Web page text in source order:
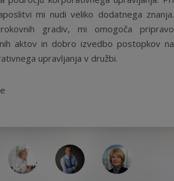
mi nudi veliko dodatnega znanja.
gradiv, mi omogoča pripravo
aktov in dobro izvedbo postopkov na
upravljanja v družbi.